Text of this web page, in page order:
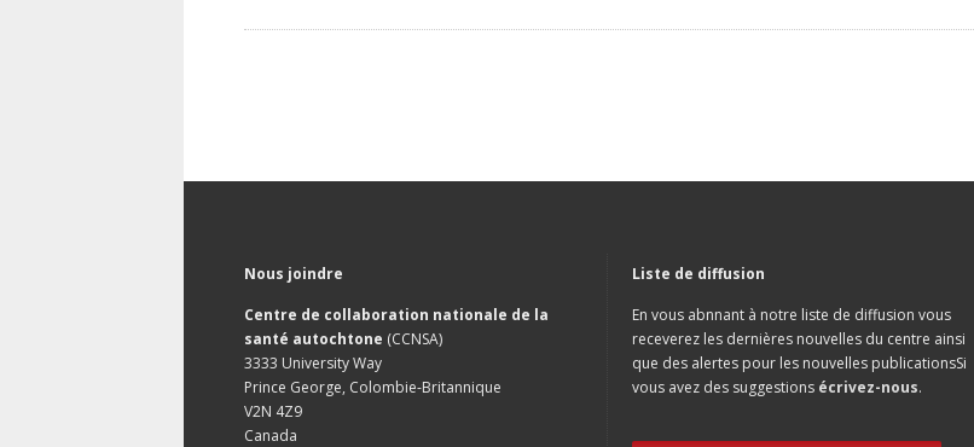
Nous joindre
Centre de collaboration nationale de la
santé autochtone (CCNSA)
3333 University Way
Prince George, Colombie-Britannique
V2N 4Z9
Canada
Liste de diffusion
En vous abnnant à notre liste de diffusion vous
receverez les dernières nouvelles du centre ainsi
que des alertes pour les nouvelles publicationsSi
vous avez des suggestions écrivez-nous.